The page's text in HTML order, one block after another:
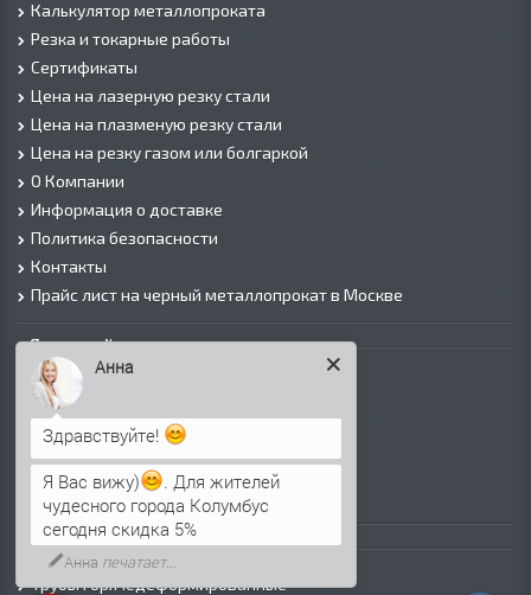
Калькулятор металлопроката
Резка и токарные работы
Сертификаты
Цена на лазерную резку стали
Цена на плазменую резку стали
Цена на резку газом или болгаркой
О Компании
Информация о доставке
Политика безопасности
Контакты
Прайс лист на черный металлопрокат в Москве
Листовой прокат
Лист г/к
Лист х/к
Просечно-вытяжной лист (ПВЛ)
Лист рифленый
Лист оцинкованный
Трубы
Трубы горячедеформированные
Анна
Здравствуйте!
Я Вас вижу)
. Для жителей
чудесного города Колумбус
сегодня скидка 5%
Анна печатает...